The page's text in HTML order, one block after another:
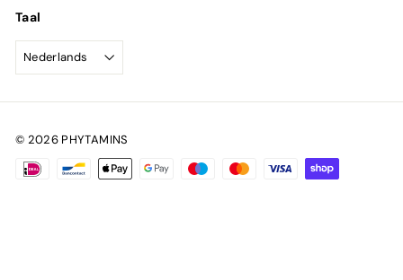
Taal
Nederlands
© 2026 PHYTAMINS